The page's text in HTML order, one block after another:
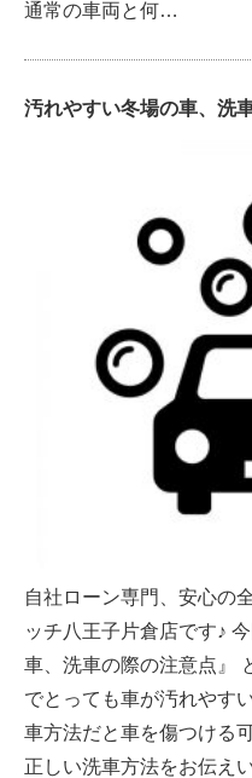
通常の車両と何…
汚れやすい冬場の車、洗
自社ローン専門、安心の
ッチ八王子片倉店です♪
車、洗車の際の注意点』
でとっても車が汚れやす
車方法だと車を傷つける
正しい洗車方法をお伝え